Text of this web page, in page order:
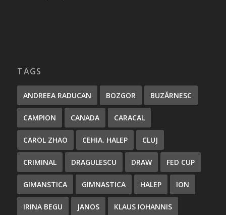
TAGS
ANDREEA RADUCAN BOZGOR BUZĂRNESC
CAMPION CANADA CARACAL
CAROL ZHAO CEHIA. HALEP CLUJ
CRIMINAL DRAGULESCU DRAW FED CUP
GIMANSTICA GIMNASTICA HALEP ION
IRINA BEGU JANOS KLAUS IOHANNIS